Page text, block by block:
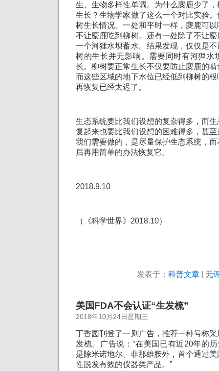
生、生物多样性单调。为什么麋鹿少了
生长？生物学家做了这么一个对比实验
树生长情况。一处和平时一样，麋鹿可
不让麋鹿吃到柳树。还有一处除了不让
一个河狸水坝蓄水。结果发现，仅仅是
树的生长并无影响。需要同时有河狸水
长。柳树要正常生长不仅要防止麋鹿的
而这些区域的地下水位已经低到柳树的
再恢复已经太迟了。
生态系统要比我们设想的复杂得多，而
复起来也要比我们设想的困难得多，甚
我们需要做的，是尽量保护生态系统，
后再用简单的办法恢复它。
2018.9.10
（《科学世界》2018.10）
发表于： 科普文章| 无
美国FDA不会认证“生发梳”
2018年10月24日星期三
丁香园刊登了一则广告，推荐一种号称
发梳。广告说：“在美国已有近20年的
是除米诺地尔、非那雄胺外，首个通过
性脱发有效的仪器类产品。”